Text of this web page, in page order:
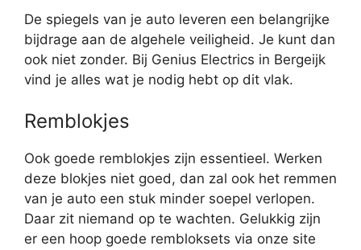
De spiegels van je auto leveren een belangrijke
bijdrage aan de algehele veiligheid. Je kunt dan
ook niet zonder. Bij Genius Electrics in Bergeijk
vind je alles wat je nodig hebt op dit vlak.
Remblokjes
Ook goede remblokjes zijn essentieel. Werken
deze blokjes niet goed, dan zal ook het remmen
van je auto een stuk minder soepel verlopen.
Daar zit niemand op te wachten. Gelukkig zijn
er een hoop goede rembloksets via onze site